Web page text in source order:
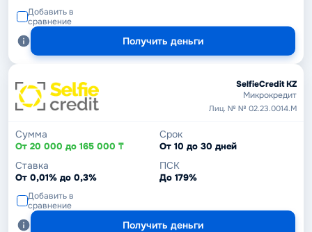
Добавить в
сравнение
Получить деньги
SelfieCredit KZ
Микрокредит
Лиц. № № 02.23.0014.М
Сумма
От 20 000 до 165 000 ₸
Срок
От 10 до 30 дней
Ставка
От 0,01% до 0,3%
ПСК
До 179%
Добавить в
сравнение
Получить деньги